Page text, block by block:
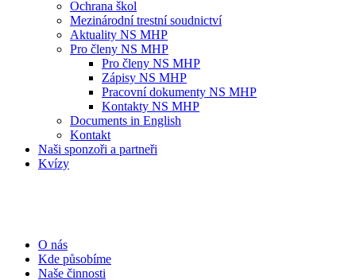
Ochrana škol
Mezinárodní trestní soudnictví
Aktuality NS MHP
Pro členy NS MHP
Pro členy NS MHP
Zápisy NS MHP
Pracovní dokumenty NS MHP
Kontakty NS MHP
Documents in English
Kontakt
Naši sponzoři a partneři
Kvízy
O nás
Kde působíme
Naše činnosti